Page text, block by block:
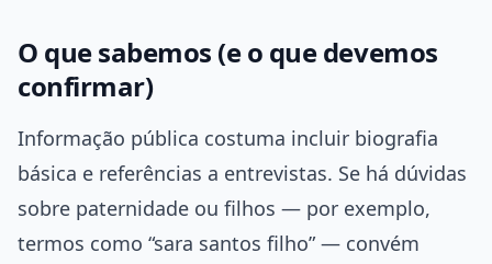
O que sabemos (e o que devemos
confirmar)
Informação pública costuma incluir biografia
básica e referências a entrevistas. Se há dúvidas
sobre paternidade ou filhos — por exemplo,
termos como “sara santos filho” — convém